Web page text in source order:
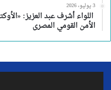
3 يوليو، 2026
اللواء أشرف عبد العزيز:
الأمن القومي المصرى